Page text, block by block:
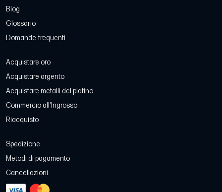
Blog
Glossario
Domande frequenti
Acquistare oro
Acquistare argento
Acquistare metalli del platino
Commercio all'Ingrosso
Riacquisto
Spedizione
Metodi di pagamento
Cancellazioni